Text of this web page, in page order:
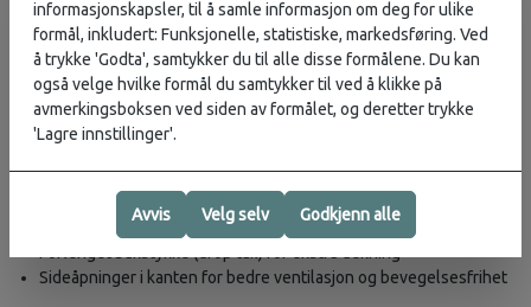
Myk, behagelig og allsidig for mange typer aktivitet.Merino 125
Cool-Lite™ Sphere III Kortermet T-skjorteer laget i Icebreaker sitt
lette Cool-Lite™ merino-jersey-stoff.
Egenskaper:
Cool-Lite™ – pustende og lett stoff som holder deg kjølig
Forbedret rund hals for bedre passform
Offset skuldersømmer som reduserer friksjon
Sideåpninger i kanten for bedre ventilasjon og bevegelsesfrihet
informasjonskapsler, til å samle informasjon om deg for ulike
formål, inkludert: Funksjonelle, statistiske, markedsføring. Ved
å trykke 'Godta', samtykker du til alle disse formålene. Du kan
også velge hvilke formål du samtykker til ved å klikke på
avmerkingsboksen ved siden av formålet, og deretter trykke
'Lagre innstillinger'.
Avvis Velg selv Godkjenn alle